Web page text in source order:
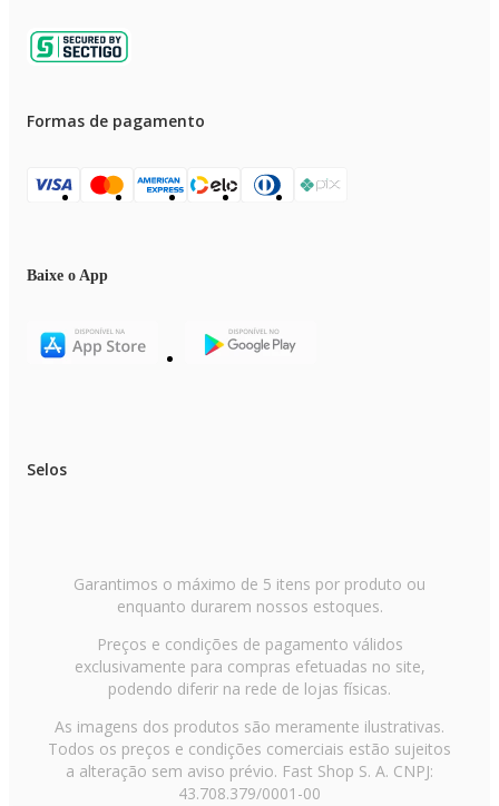
Formas de pagamento
Baixe o App
Selos
Garantimos o máximo de 5 itens por produto ou
enquanto durarem nossos estoques.
Preços e condições de pagamento válidos
exclusivamente para compras efetuadas no site,
podendo diferir na rede de lojas físicas.
As imagens dos produtos são meramente ilustrativas.
Todos os preços e condições comerciais estão sujeitos
a alteração sem aviso prévio. Fast Shop S. A. CNPJ:
43.708.379/0001-00